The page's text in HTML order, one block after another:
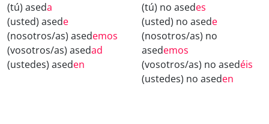
(tú) aseda
(usted) asede
(nosotros/as) asedemos
(vosotros/as) asedad
(ustedes) aseden
(tú) no asedes
(usted) no asede
(nosotros/as) no
asedemos
(vosotros/as) no asedéis
(ustedes) no aseden